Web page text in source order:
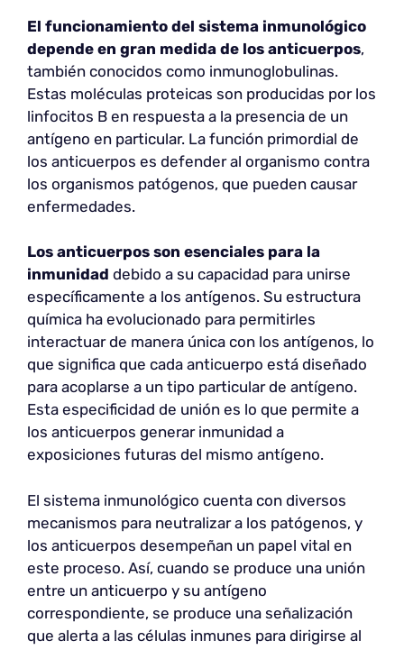
El funcionamiento del sistema inmunológico
depende en gran medida de los anticuerpos,
también conocidos como inmunoglobulinas.
Estas moléculas proteicas son producidas por los
linfocitos B en respuesta a la presencia de un
antígeno en particular. La función primordial de
los anticuerpos es defender al organismo contra
los organismos patógenos, que pueden causar
enfermedades.
Los anticuerpos son esenciales para la
inmunidad debido a su capacidad para unirse
específicamente a los antígenos. Su estructura
química ha evolucionado para permitirles
interactuar de manera única con los antígenos, lo
que significa que cada anticuerpo está diseñado
para acoplarse a un tipo particular de antígeno.
Esta especificidad de unión es lo que permite a
los anticuerpos generar inmunidad a
exposiciones futuras del mismo antígeno.
El sistema inmunológico cuenta con diversos
mecanismos para neutralizar a los patógenos, y
los anticuerpos desempeñan un papel vital en
este proceso. Así, cuando se produce una unión
entre un anticuerpo y su antígeno
correspondiente, se produce una señalización
que alerta a las células inmunes para dirigirse al